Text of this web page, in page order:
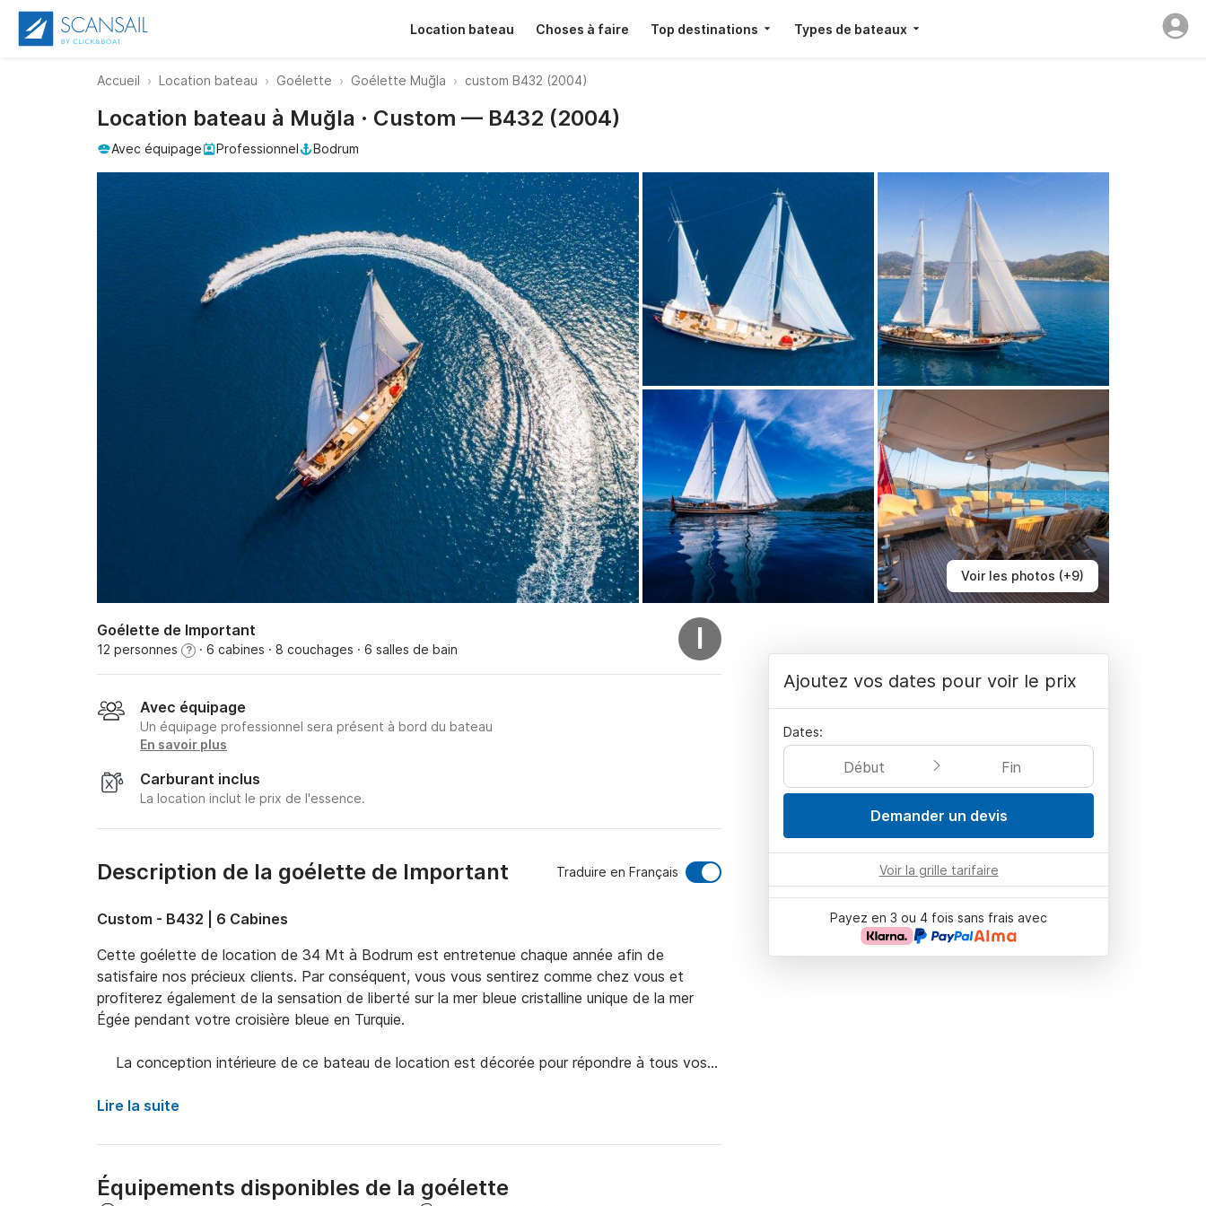
Location bateau Choses à faire Top destinations Types de bateaux
Accueil Location bateau Goélette Goélette Muğla custom B432 (2004)
Voir les photos (+9)
Location bateau à Muğla · Custom — B432 (2004)
Avec équipage Professionnel Bodrum
Goélette de Important
12 personnes ? · 6 cabines · 8 couchages · 6 salles de bain I
Avec équipage
Un équipage professionnel sera présent à bord du bateau
En savoir plus
Carburant inclus
La location inclut le prix de l'essence.
Description de la goélette de Important Traduire en Français
Custom - B432 | 6 Cabines
Cette goélette de location de 34 Mt à Bodrum est entretenue chaque année afin de
satisfaire nos précieux clients. Par conséquent, vous vous sentirez comme chez vous et
profiterez également de la sensation de liberté sur la mer bleue cristalline unique de la mer
Égée pendant votre croisière bleue en Turquie.
La conception intérieure de ce bateau de location est décorée pour répondre à tous vos
et suffisamment de matelas de soleil pour tous les invités, etc. Notre yacht de location a une
triples. Chaque cabine dispose également d'une douche, de toilettes et de la climatisation.
Et notre équipe expérimentée vous accompagnera tout au long de votre voyage bleu pour
Lire la suite
Équipements disponibles de la goélette
Ajoutez vos dates pour voir le prix
Dates:
Début Fin
Demander un devis
Voir la grille tarifaire
Payez en 3 ou 4 fois sans frais avec